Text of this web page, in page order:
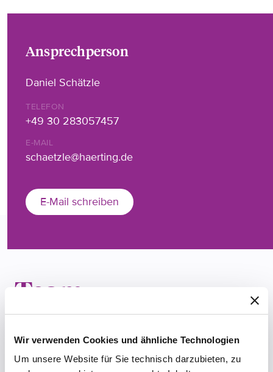
Wir verwenden Cookies und ähnliche Technologien
Um unsere Website für Sie technisch darzubieten, zu
Ansprechperson
Daniel Schätzle
E-Mail schreiben
TELEFON
+49 30 283057457
E-MAIL
schaetzle@haerting.de
Team